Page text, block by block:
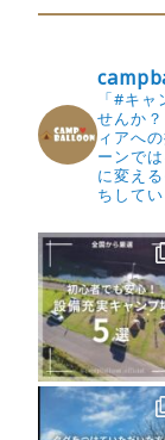
「#キ
せんか？
ィアへ
ーンで
に変え
ちして